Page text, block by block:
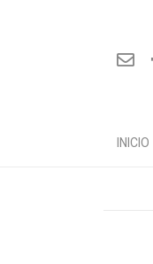
INICIO